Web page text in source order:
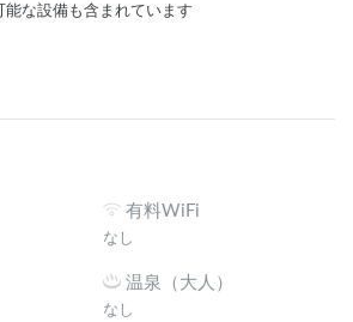
な設備も含まれています
有料WiFi
なし
温泉（大人）
なし